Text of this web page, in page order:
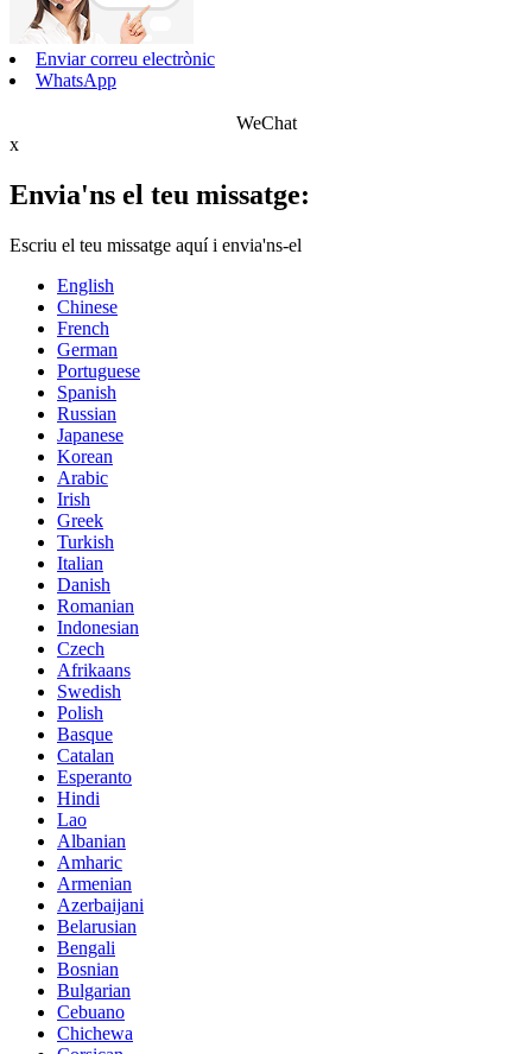
Enviar correu electrònic
WhatsApp
WeChat
x
Envia'ns el teu missatge:
Escriu el teu missatge aquí i envia'ns-el
English
Chinese
French
German
Portuguese
Spanish
Russian
Japanese
Korean
Arabic
Irish
Greek
Turkish
Italian
Danish
Romanian
Indonesian
Czech
Afrikaans
Swedish
Polish
Basque
Catalan
Esperanto
Hindi
Lao
Albanian
Amharic
Armenian
Azerbaijani
Belarusian
Bengali
Bosnian
Bulgarian
Cebuano
Chichewa